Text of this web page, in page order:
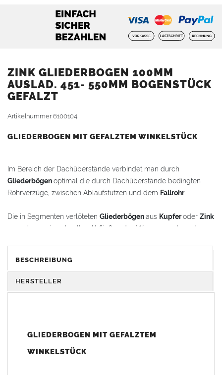
ZINK GLIEDERBOGEN 100MM
AUSLAD. 451- 550MM BOGENSTÜCK
GEFALZT
Artikelnummer6100104
GLIEDERBOGEN MIT GEFALZTEM WINKELSTÜCK
Im Bereich der Dachüberstände verbindet man durch
Gliederbögenoptimal die durch Dachüberstände bedingten
Rohrverzüge, zwischen Ablaufstutzen und dem Fallrohr.
Die in Segmenten verlöteten Gliederbögenaus Kupferoder Zink
garantieren ein schnelles Abfließen des Wassers und werden
Gliederbogenwird mit einem gefalztem Standard-
Winkelstück geliefert. Auf Wunsch kann das Winkelstück auch
BESCHREIBUNG
HERSTELLER
GLIEDERBOGEN MIT GEFALZTEM
WINKELSTÜCK